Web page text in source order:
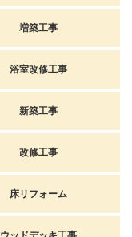
増築工事
浴室改修工事
新築工事
改修工事
床リフォーム